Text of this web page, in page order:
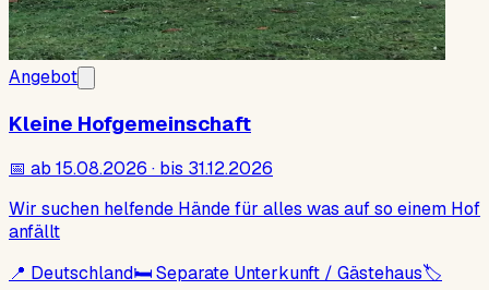
Angebot
Kleine Hofgemeinschaft
📅 ab 15.08.2026 · bis 31.12.2026
Wir suchen helfende Hände für alles was auf so einem Hof
anfällt
📍 Deutschland🛏Separate Unterkunft / Gästehaus🏷